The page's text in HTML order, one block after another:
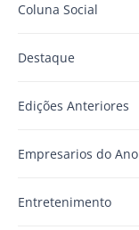
Coluna Social
Destaque
Edições Anteriores
Empresarios do Ano
Entretenimento